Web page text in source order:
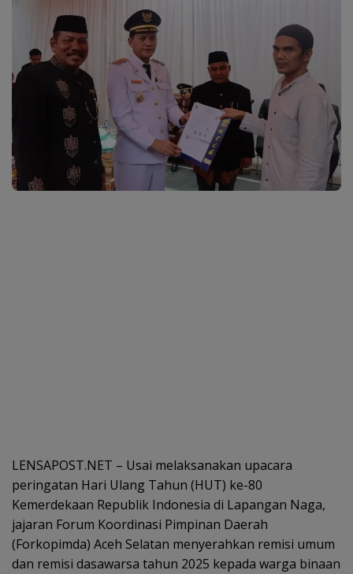
LENSAPOST.NET – Usai melaksanakan upacara
peringatan Hari Ulang Tahun (HUT) ke-80
Kemerdekaan Republik Indonesia di Lapangan Naga,
jajaran Forum Koordinasi Pimpinan Daerah
(Forkopimda) Aceh Selatan menyerahkan remisi umum
dan remisi dasawarsa tahun 2025 kepada warga binaan